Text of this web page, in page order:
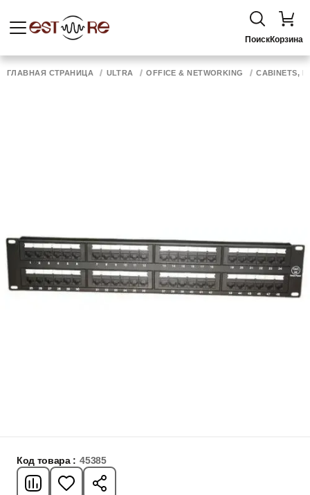
ПоискКорзина
ГЛАВНАЯ СТРАНИЦА ULTRA OFFICE & NETWORKING CABINETS,
Код товара : 45385